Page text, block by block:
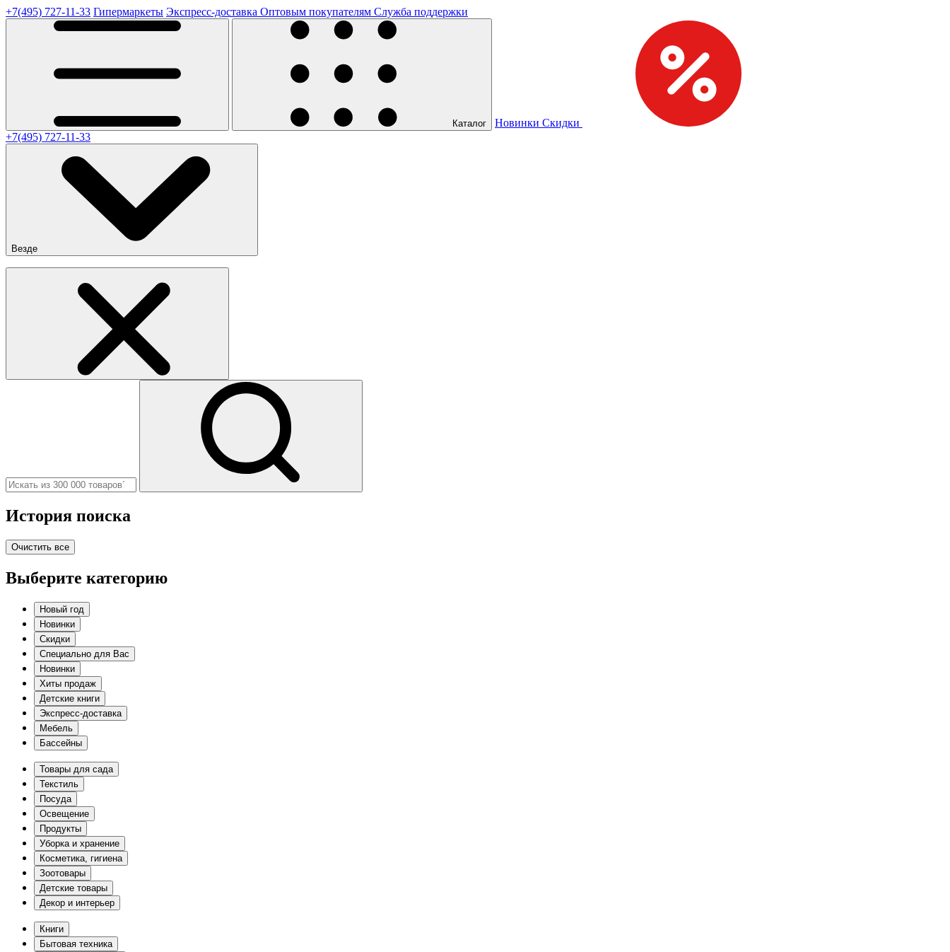
+7(495) 727-11-33 Гипермаркеты Экспресс-доставка Оптовым покупателям Служба поддержки
Каталог Новинки Скидки
+7(495) 727-11-33
Везде
История поиска
Очистить все
Выберите категорию
Новый год
Новинки
Скидки
Специально для Вас
Новинки
Хиты продаж
Детские книги
Экспресс-доставка
Мебель
Бассейны
Товары для сада
Текстиль
Посуда
Освещение
Продукты
Уборка и хранение
Косметика, гигиена
Зоотовары
Детские товары
Декор и интерьер
Книги
Бытовая техника